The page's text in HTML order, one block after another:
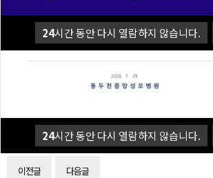
24시간 동안 다시 열람하지 않습니다.
24시간 동안 다시 열람하지 않습니다.
등록된 댓글이 없습니다.
이전글 다음글